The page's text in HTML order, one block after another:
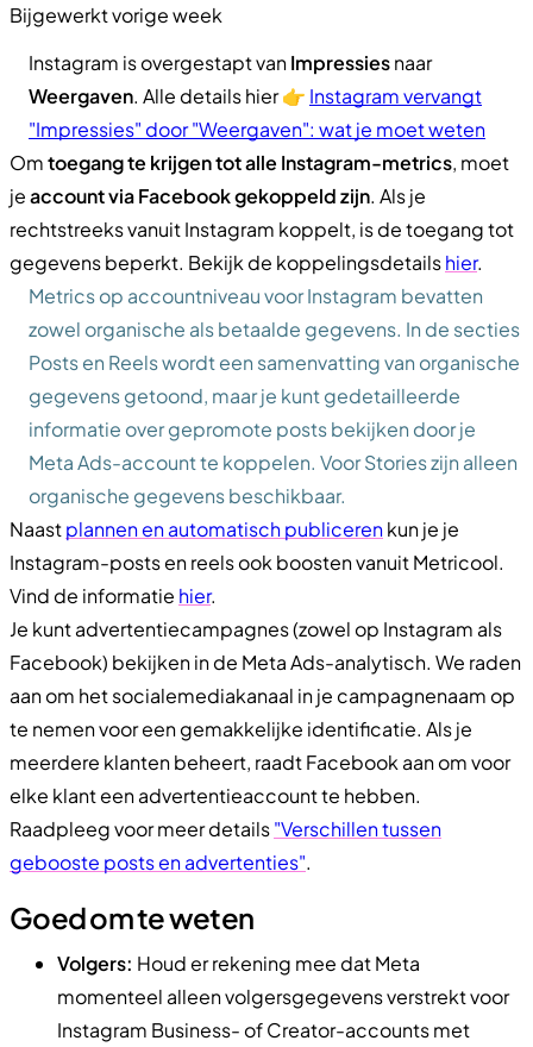
Bijgewerkt vorige week
Instagram is overgestapt vanImpressiesnaar
Weergaven. Alle details hier 👉 Instagram vervangt
"Impressies" door "Weergaven": wat je moet weten
Omtoegang te krijgen tot alle Instagram-metrics, moet
jeaccount via Facebook gekoppeld zijn. Als je
rechtstreeks vanuit Instagram koppelt, is de toegang tot
gegevens beperkt. Bekijk de koppelingsdetailshier.
Metrics op accountniveau voor Instagram bevatten
zowel organische als betaalde gegevens. In de secties
Posts en Reels wordt een samenvatting van organische
gegevens getoond, maar je kunt gedetailleerde
informatie over gepromote posts bekijken door je
Meta Ads-account te koppelen. Voor Stories zijn alleen
organische gegevens beschikbaar.
Naastplannen en automatisch publicerenkun je je
Instagram-posts en reels ook boosten vanuit Metricool.
Vind de informatie hier.
Je kunt advertentiecampagnes (zowel op Instagram als
Facebook) bekijken in de Meta Ads-analytisch. We raden
aan om het socialemediakanaal in je campagnenaam op
te nemen voor een gemakkelijke identificatie. Als je
meerdere klanten beheert, raadt Facebook aan om voor
elke klant een advertentieaccount te hebben.
Raadpleeg voor meer details"Verschillen tussen
gebooste posts en advertenties".
Goed om te weten
Volgers: Houd er rekening mee dat Meta
momenteel alleen volgersgegevens verstrekt voor
Instagram Business- of Creator-accounts met